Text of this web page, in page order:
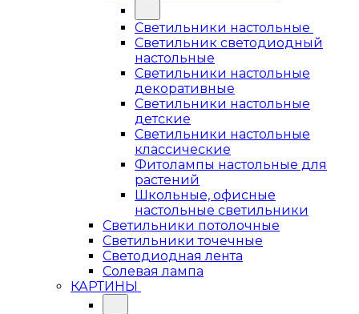
Светильники настольные
Светильник светодиодный
настольные
Светильники настольные
декоративные
Светильники настольные
детские
Светильники настольные
классические
Фитолампы настольные для
растений
Школьные, офисные
настольные светильники
Светильники потолочные
Светильники точечные
Светодиодная лента
Солевая лампа
КАРТИНЫ